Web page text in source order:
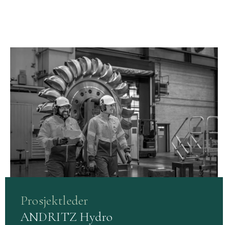
Prosjektleder
ANDRITZ Hydro